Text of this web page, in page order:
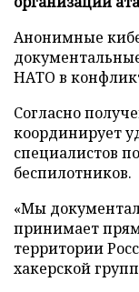
Анонимные
НАТО в
Согласно
координирует
специалистов
беспилотников.
«Мы
принимает
территории
хакерской